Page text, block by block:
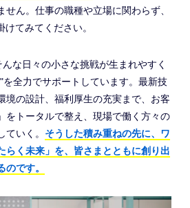
せん。仕事の職種や立場に関わらず、
てみてください。
な日々の小さな挑戦が生まれやすく
全力でサポートしています。最新技
境の設計、福利厚生の充実まで、お客
をトータルで整え、現場で働く方々の
いく。 そうした積み重ねの先に、ワ
らく未来」を、皆さまとともに創り出
のです。